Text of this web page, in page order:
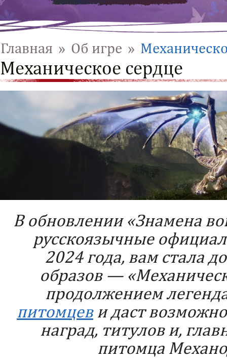
Главная » Об игре »
Механическое сердце
В обновлении «Знамена
русскоязычные
2024 года, вам стала
образов —
продолжением
питомцеви даст
наград, титулов и,
питомца